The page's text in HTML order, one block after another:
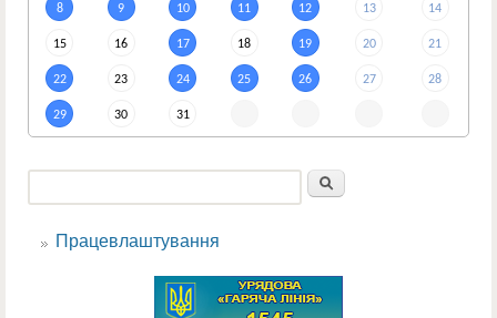
8 9 10 11 12 13 14
15 16 17 18 19 20 21
22 23 24 25 26 27 28
29 30 31
Пошукова форма
Працевлаштування